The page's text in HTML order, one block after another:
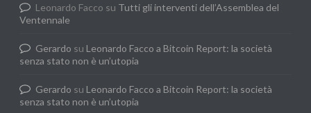
Leonardo Facco su Tutti gli interventi dell’Assemblea del
Ventennale
Gerardo su Leonardo Facco a Bitcoin Report: la società
senza stato non è un’utopia
Gerardo su Leonardo Facco a Bitcoin Report: la società
senza stato non è un’utopia